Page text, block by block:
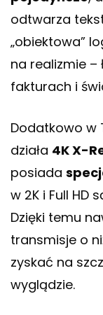
odtwarza
„obiektowa”
na realizmie –
fakturach i
Dodatkowo w
działa 4K X-
posiada
w 2K i Full HD
Dzięki temu
transmisje o
zyskać na
wyglądzie.